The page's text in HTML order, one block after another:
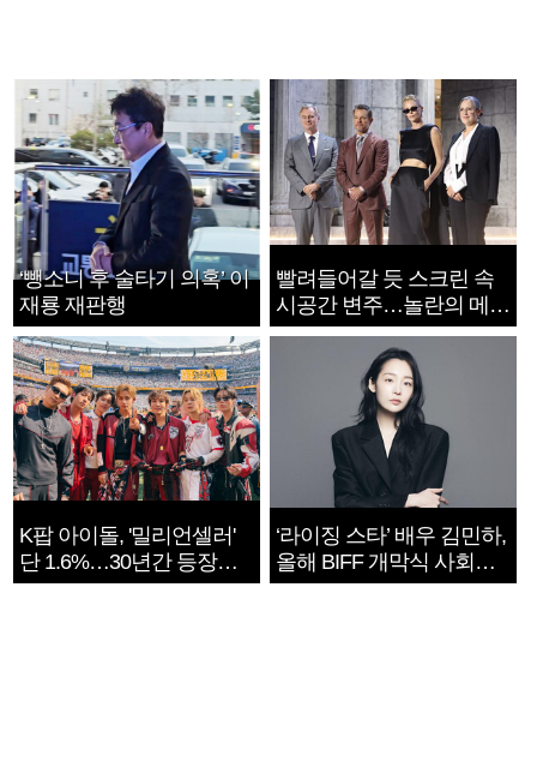
‘뺑소니 후 술타기 의혹’ 이
재룡 재판행
빨려들어갈 듯 스크린 속
시공간 변주…놀란의 메시
지는 ‘전쟁 속죄’
K팝 아이돌, '밀리언셀러'
단 1.6%…30년간 등장
1182개팀 전수조사
‘라이징 스타’ 배우 김민하,
올해 BIFF 개막식 사회자
확정